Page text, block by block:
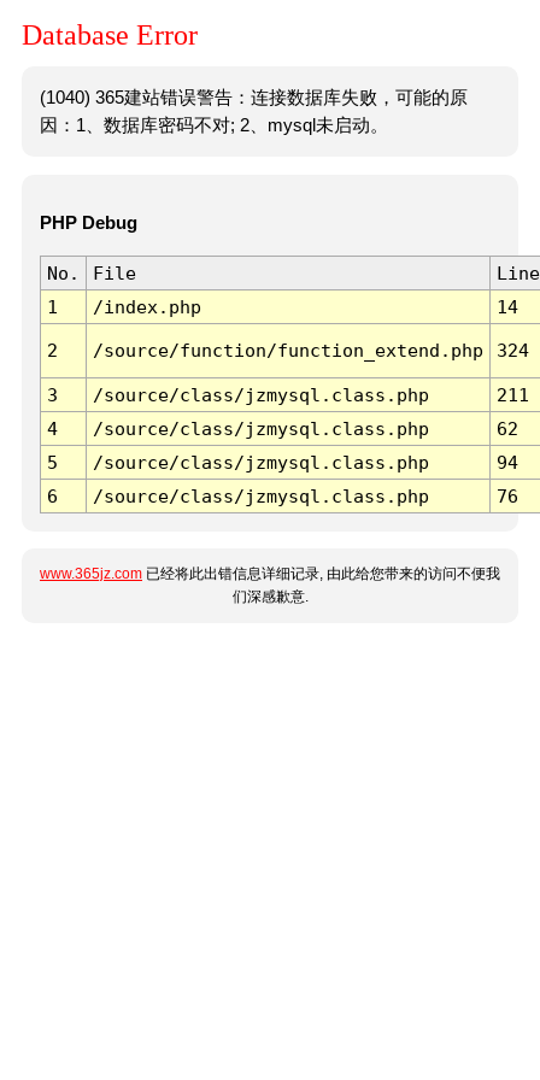
Database Error
(1040) 365建站错误警告：连接数据库失败，可能的原
因：1、数据库密码不对; 2、mysql未启动。
PHP Debug
No. File
Line
1
/index.php 14
2 /source/function/function_extend.php 324
3 /source/class/jzmysql.class.php
211
4
/source/class/jzmysql.class.php
62
5
/source/class/jzmysql.class.php
94
6
/source/class/jzmysql.class.php 76
www.365jz.com 已经将此出错信息详细记录, 由此给您带来的访问不便我
们深感歉意.